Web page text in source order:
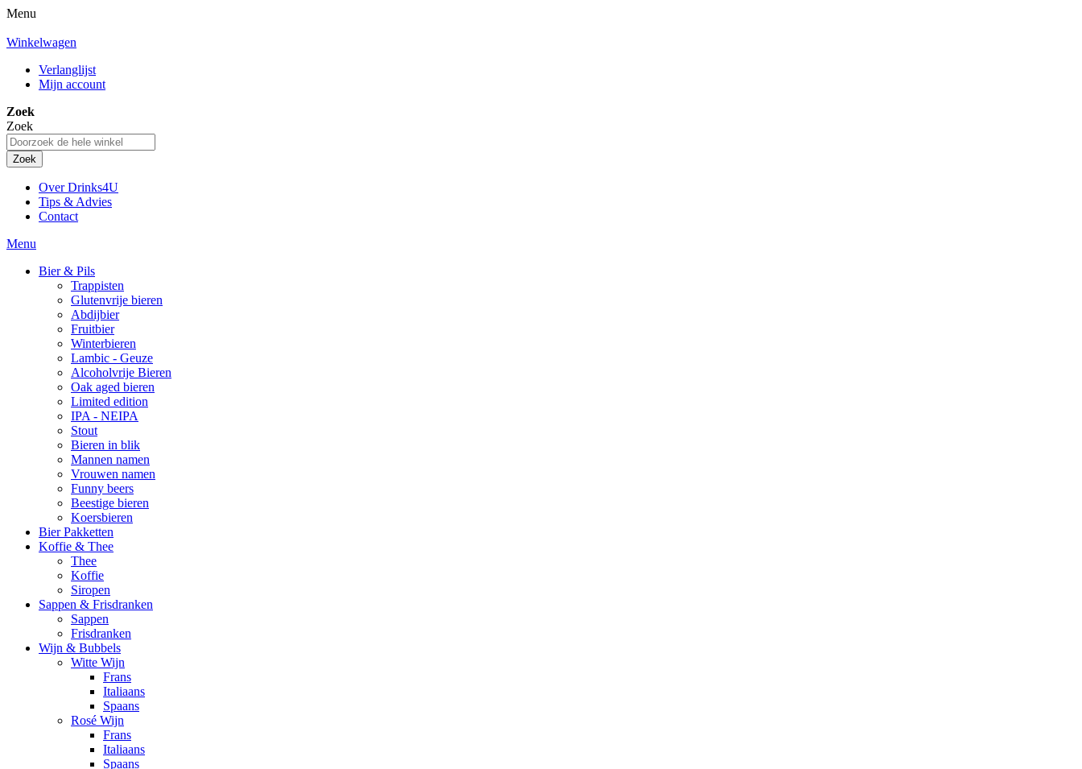
Menu
Winkelwagen
Verlanglijst
Mijn account
Zoek
Zoek
Zoek
Over Drinks4U
Tips & Advies
Contact
Menu
Bier & Pils
Trappisten
Glutenvrije bieren
Abdijbier
Fruitbier
Winterbieren
Lambic - Geuze
Alcoholvrije Bieren
Oak aged bieren
Limited edition
IPA - NEIPA
Stout
Bieren in blik
Mannen namen
Vrouwen namen
Funny beers
Beestige bieren
Koersbieren
Bier Pakketten
Koffie & Thee
Thee
Koffie
Siropen
Sappen & Frisdranken
Sappen
Frisdranken
Wijn & Bubbels
Witte Wijn
Frans
Italiaans
Spaans
Rosé Wijn
Frans
Italiaans
Spaans